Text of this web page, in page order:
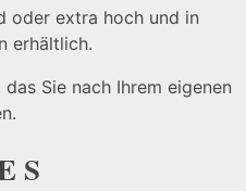
oder extra hoch und in
erhältlich.
Sie nach Ihrem eigenen
S